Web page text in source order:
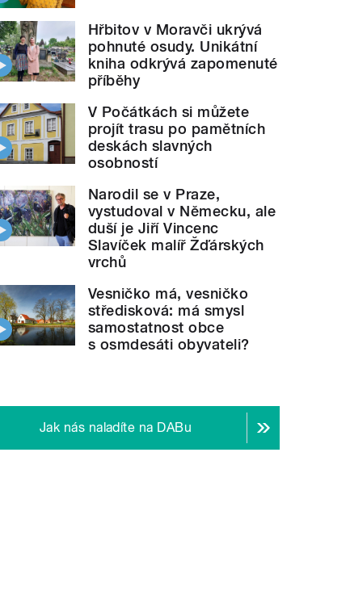
Hřbitov v Moravči ukrývá
pohnuté osudy. Unikátní
kniha odkrývá zapomenuté
příběhy
V Počátkách si můžete
projít trasu po pamětních
deskách slavných
osobností
Narodil se v Praze,
vystudoval v Německu, ale
duší je Jiří Vincenc
Slavíček malíř Žďárských
vrchů
Vesničko má, vesničko
středisková: má smysl
samostatnost obce
s osmdesáti obyvateli?
Jak nás naladíte na DABu